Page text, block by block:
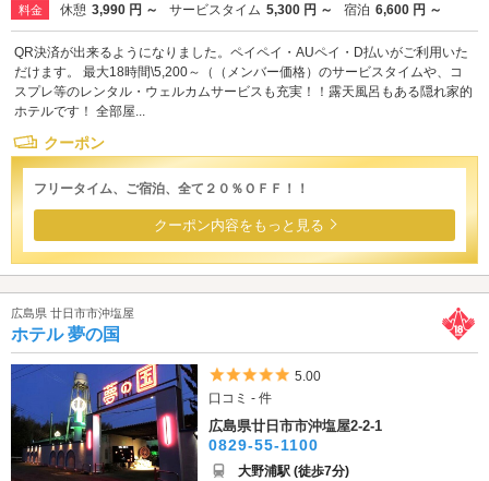
料金 休憩 3,990 円 ～ サービスタイム 5,300 円 ～ 宿泊 6,600 円 ～
QR決済が出来るようになりました。ペイペイ・AUペイ・D払いがご利用いた
だけます。 最大18時間\5,200～（（メンバー価格）のサービスタイムや、コ
スプレ等のレンタル・ウェルカムサービスも充実！！露天風呂もある隠れ家的
ホテルです！ 全部屋...
クーポン
フリータイム、ご宿泊、全て２０％ＯＦＦ！！
クーポン内容をもっと見る
広島県 廿日市市沖塩屋
ホテル 夢の国
5つ星のうち5
5.00
口コミ - 件
広島県廿日市市沖塩屋2-2-1
0829-55-1100
大野浦駅 (徒歩7分)